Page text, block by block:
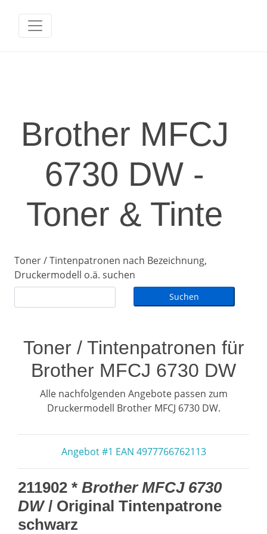
Brother MFCJ
6730 DW -
Toner & Tinte
Toner / Tintenpatronen nach Bezeichnung,
Druckermodell o.ä. suchen
Toner / Tintenpatronen für
Brother MFCJ 6730 DW
Alle nachfolgenden Angebote passen zum
Druckermodell Brother MFCJ 6730 DW.
Angebot #1 EAN 4977766762113
211902 * Brother MFCJ 6730
DW/ Original Tintenpatrone
schwarz